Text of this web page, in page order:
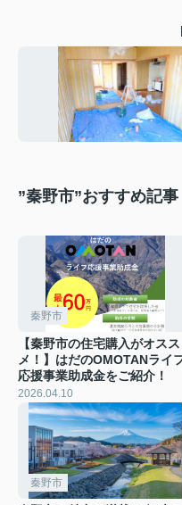
”秦野市”おすすめ記事
秦野市
【秦野市の住宅購入がオスス
メ！】はだのOMOTANライ
応援事業助成金をご紹介！
2026.04.10
秦野市